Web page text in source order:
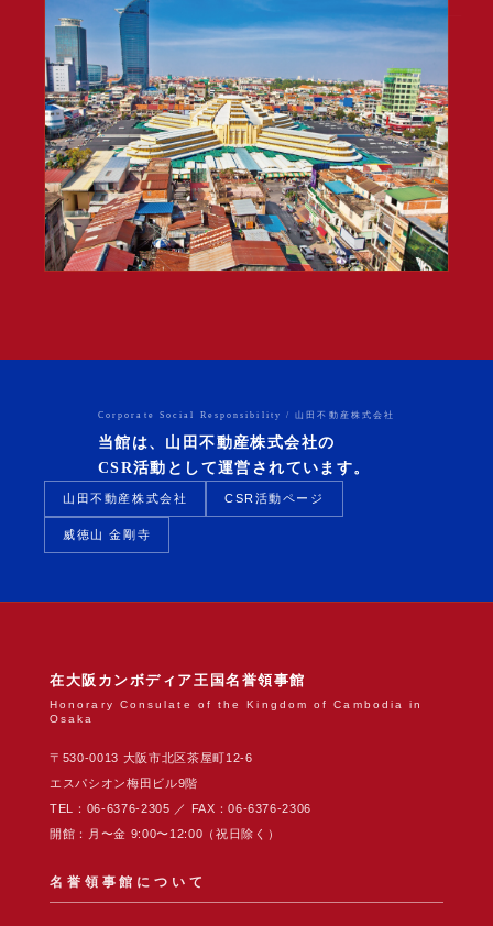
Corporate Social Responsibility / 山田不動産株式会社
当館は、山田不動産株式会社の
CSR活動として運営されています。
山田不動産株式会社 CSR活動ページ
威徳山 金剛寺
在大阪カンボディア王国名誉領事館
Honorary Consulate of the Kingdom of Cambodia in
Osaka
〒530-0013 大阪市北区茶屋町12-6
エスパシオン梅田ビル9階
TEL：06-6376-2305 ／ FAX：06-6376-2306
開館：月〜金 9:00〜12:00（祝日除く）
名誉領事館について